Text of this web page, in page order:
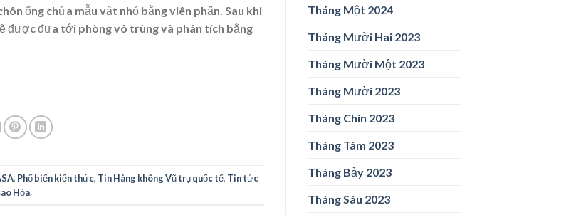
ống chứa mẫu vật nhỏ bằng viên phấn. Sau khi
được đưa tới phòng vô trùng và phân tích bằng
, Phổ biến kiến thức, Tin Hàng không Vũ trụ quốc tế, Tin tức
Hỏa.
Tháng Một 2024
Tháng Mười Hai 2023
Tháng Mười Một 2023
Tháng Mười 2023
Tháng Chín 2023
Tháng Tám 2023
Tháng Bảy 2023
Tháng Sáu 2023